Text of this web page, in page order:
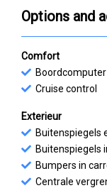
Options and
Comfort
Boordcomputer
Cruise control
Exterieur
Buitenspiegels
Buitenspiegels
Bumpers in
Centrale